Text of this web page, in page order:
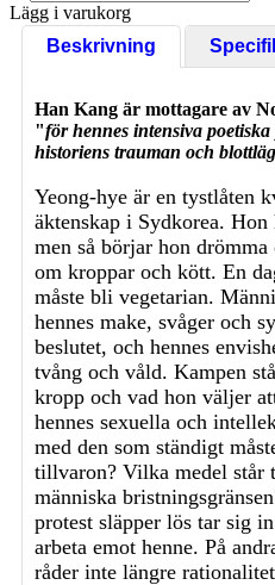
Lägg i varukorg
Beskrivning
Han Kang är mottagare av
"för hennes intensiva
historiens trauman och
Yeong-hye är en tystlåten
äktenskap i Sydkorea.
men så börjar hon
om kroppar och kött. En
måste bli vegetarian.
hennes make, svåger och
beslutet, och hennes
tvång och våld. Kampen
kropp och vad hon väljer
hennes sexuella och
med den som ständigt
tillvaron? Vilka medel står
människa
protest släpper lös tar sig
arbeta emot henne. På
råder inte längre